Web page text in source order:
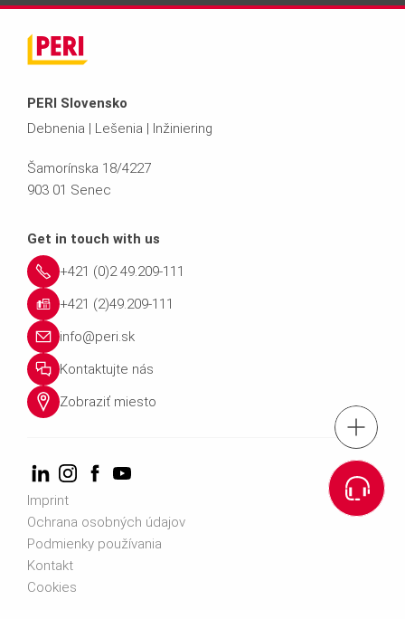
tel.: +421 (0)2
PERI Slovensko
Debnenia | Lešenia | Inžiniering
Šamorínska 18/4227
903 01 Senec
Get in touch with us
+421 (0)2 49.209-111
+421 (2)49.209-111
info@peri.sk
Kontaktujte nás
Zobraziť miesto
Imprint
Ochrana osobných údajov
Podmienky používania
Kontakt
Cookies